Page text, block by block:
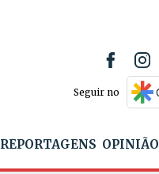
Seguir no
REPORTAGENS OPINIÃO